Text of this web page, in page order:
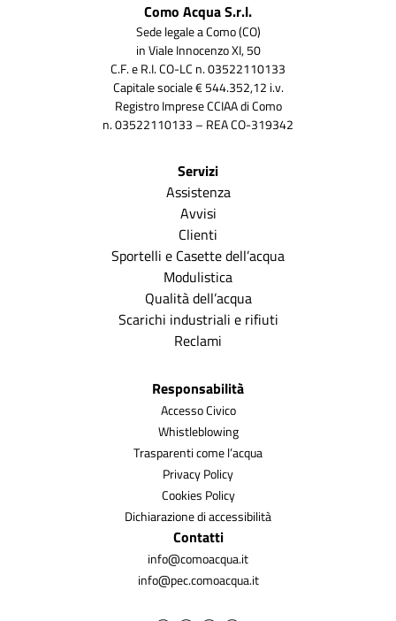
Como Acqua S.r.l.
Sede legale a Como (CO)
in Viale Innocenzo XI, 50
C.F. e R.I. CO-LC n. 03522110133
Capitale sociale € 544.352,12 i.v.
Registro Imprese CCIAA di Como
n. 03522110133 – REA CO-319342
Servizi
Assistenza
Avvisi
Clienti
Sportelli e Casette dell’acqua
Modulistica
Qualità dell’acqua
Scarichi industriali e rifiuti
Reclami
Responsabilità
Accesso Civico
Whistleblowing
Trasparenti come l’acqua
Privacy Policy
Cookies Policy
Dichiarazione di accessibilità
Contatti
info@comoacqua.it
info@pec.comoacqua.it